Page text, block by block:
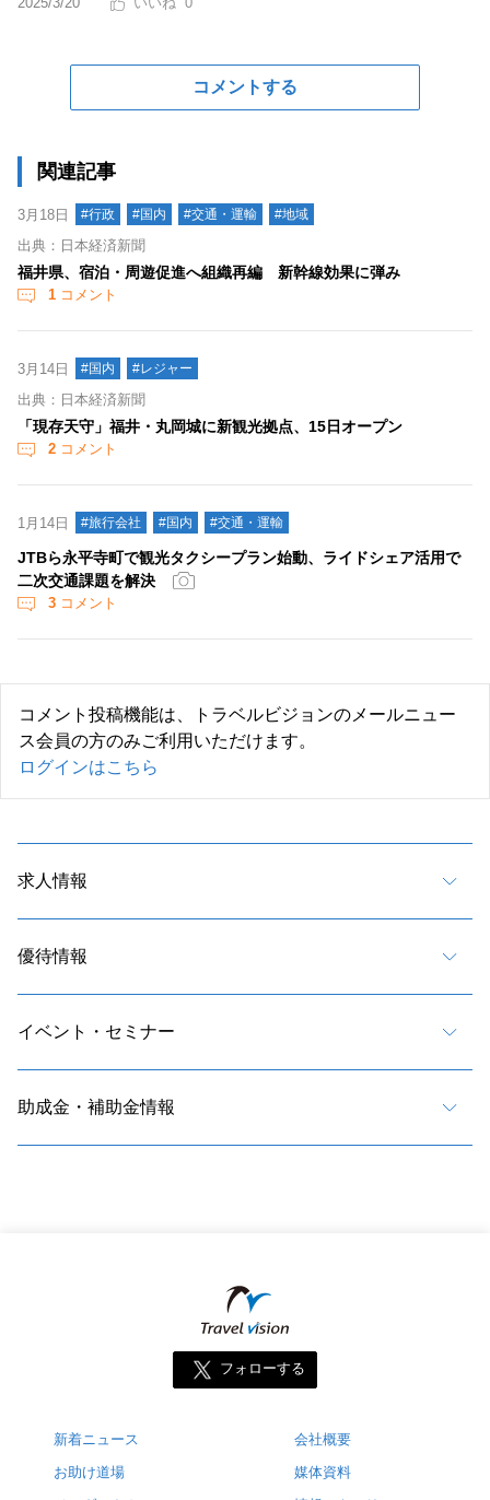
コメントする
関連記事
3月18日 #行政 #国内 #交通・運輸 #地域
出典：日本経済新聞
福井県、宿泊・周遊促進へ組織再編 新幹線効果に弾み
1 コメント
3月14日 #国内 #レジャー
出典：日本経済新聞
「現存天守」福井・丸岡城に新観光拠点、15日オープン
2 コメント
1月14日 #旅行会社 #国内 #交通・運輸
JTBら永平寺町で観光タクシープラン始動、ライドシェア活用で
二次交通課題を解決
3 コメント
コメント投稿機能は、トラベルビジョンのメールニュー
ス会員の方のみご利用いただけます。
ログインはこちら
求人情報
優待情報
イベント・セミナー
助成金・補助金情報
フォローする
新着ニュース
お助け道場
会社概要
媒体資料